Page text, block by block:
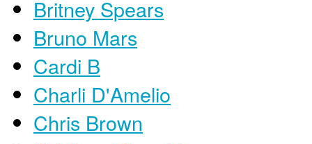
Britney Spears
Bruno Mars
Cardi B
Charli D'Amelio
Chris Brown